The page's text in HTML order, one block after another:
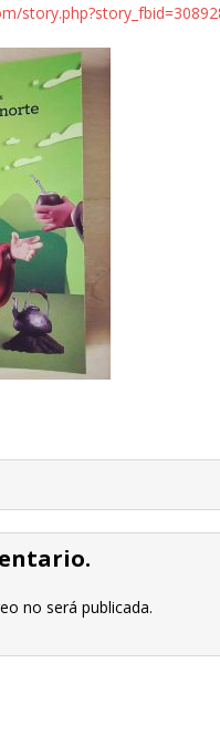
no será publicada.